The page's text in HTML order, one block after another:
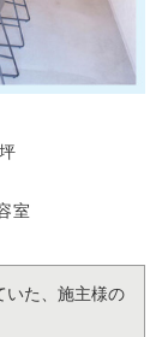
室
いた、施主様の